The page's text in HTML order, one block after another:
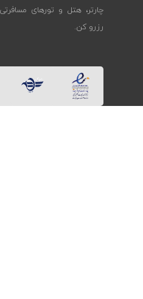
چارتر، هتل و تورهای
رزرو کن.